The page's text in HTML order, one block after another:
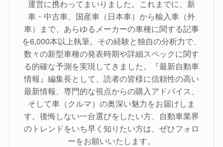
運営に携わってまいりました。これまでに、新
車・中古車、国産車（日本車）から輸入車（外
車）まで、あらゆるメーカーの車種に関する記事
を6,000本以上執筆。その経験と独自の分析力で、
数々の新型車種の発表時期や詳細スペックに関す
る的確な予測を実現してきました。『最新自動車
情報』編集長として、読者の皆様に信頼性の高い
最新情報、専門的な視点からの購入アドバイス、
そして車（クルマ）の奥深い魅力をお届けしま
す。後悔しない一台選びをしたい方、自動車業界
のトレンドをいち早く知りたい方は、ぜひフォロ
ーをお願いいたします。